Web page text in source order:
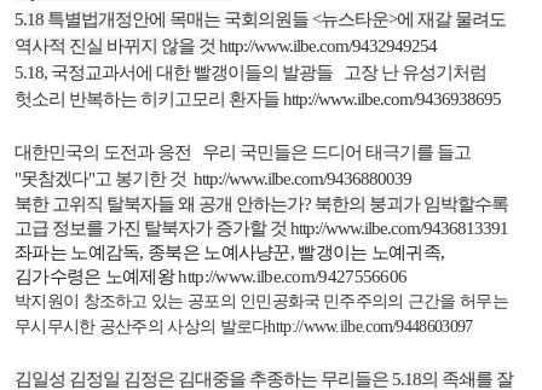
5.18 특별법개정안에 목매는 국회의원들 <뉴스타운>에 재갈 물려도
역사적 진실 바뀌지 않을 것 http://www.ilbe.com/9432949254
5.18, 국정교과서에 대한 빨갱이들의 발광들
고장 난 유성기처럼
헛소리 반복하는 히키고모리 환자들http://www.ilbe.com/9436938695
대한민국의 도전과 응전
우리 국민들은 드디어 태극기를 들고
"못참겠다"고 봉기한 것 http://www.ilbe.com/9436880039
북한 고위직 탈북자들 왜 공개 안하는가? 북한의 붕괴가 임박할수록
고급 정보를 가진 탈북자가 증가할 것 http://www.ilbe.com/9436813391
좌파는 노예감독, 종북은 노예사냥꾼, 빨갱이는 노예귀족,
김가수령은 노예제왕 http://www.ilbe.com/9427556606
박지원이 창조하고 있는 공포의 인민공화국 민주주의의 근간을 허무는
무시무시한 공산주의 사상의 발로다http://www.ilbe.com/9448603097
김일성 김정일 김정은 김대중을 추종하는 무리들은 5.18의 족쇄를 잘